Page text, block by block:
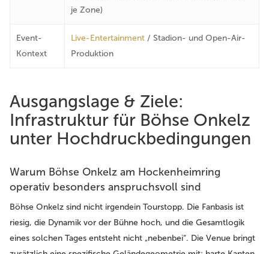
je Zone)
Event-
Kontext
Live-Entertainment/ Stadion- und Open-Air-
Produktion
Ausgangslage & Ziele:
Infrastruktur für Böhse Onkelz
unter Hochdruckbedingungen
Warum Böhse Onkelz am Hockenheimring
operativ besonders anspruchsvoll sind
Böhse Onkelz sind nicht irgendein Tourstopp. Die Fanbasis ist
riesig, die Dynamik vor der Bühne hoch, und die Gesamtlogik
eines solchen Tages entsteht nicht „nebenbei“. Die Venue bringt